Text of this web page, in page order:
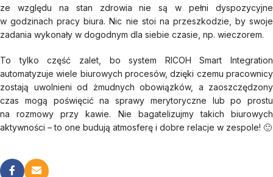
ze względu na stan zdrowia nie są w pełni dyspozycyjne
w godzinach pracy biura. Nic nie stoi na przeszkodzie, by swoje
zadania wykonały w dogodnym dla siebie czasie, np. wieczorem.
To tylko część zalet, bo system RICOH Smart Integration
automatyzuje wiele biurowych procesów, dzięki czemu pracownicy
zostają uwolnieni od żmudnych obowiązków, a zaoszczędzony
czas mogą poświęcić na sprawy merytoryczne lub po prostu
na rozmowy przy kawie. Nie bagatelizujmy takich biurowych
aktywności – to one budują atmosferę i dobre relacje w zespole! 🙂